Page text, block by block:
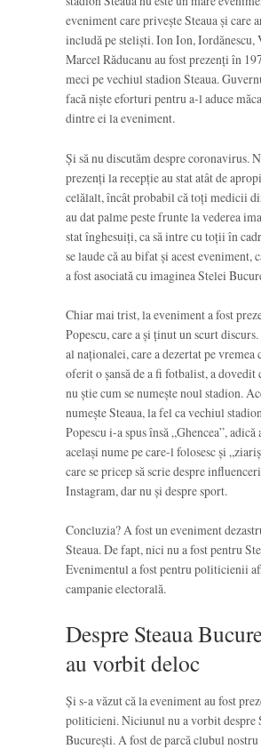
eveniment care privește Steaua și care
includă pe steliști. Ion Ion, Iordănescu,
Marcel Răducanu au fost prezenți în
meci pe vechiul stadion Steaua.
facă niște eforturi pentru a-l aduce
dintre ei la eveniment.
Și să nu discutăm despre coronavirus.
prezenți la recepție au stat atât de
celălalt, încât probabil că toți medicii
au dat palme peste frunte la vederea
stat înghesuiți, ca să intre cu toții în
se laude că au bifat și acest eveniment,
a fost asociată cu imaginea Stelei
Chiar mai trist, la eveniment a fost
Popescu, care a și ținut un scurt
al naționalei, care a dezertat pe vremea
oferit o șansă de a fi fotbalist, a dovedit
nu știe cum se numește noul stadion.
numește Steaua, la fel ca vechiul
Popescu i-a spus însă „Ghencea”,
același nume pe care-l folosesc și
care se pricep să scrie despre
Instagram, dar nu și despre sport.
Concluzia? A fost un eveniment
Steaua. De fapt, nici nu a fost pentru
Evenimentul a fost pentru politicienii
campanie electorală.
Despre Steaua
au vorbit deloc
Și s-a văzut că la eveniment au fost
politicieni. Niciunul nu a vorbit despre
București. A fost de parcă clubul